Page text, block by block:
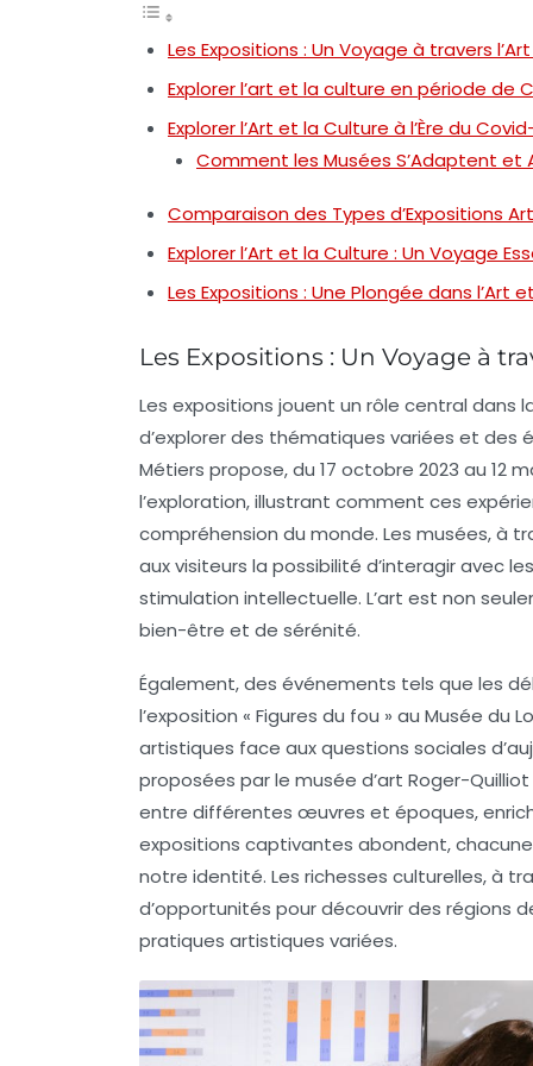
Les Expositions : Un Voyage à travers
Explorer l’art et la culture en période de
Explorer l’Art et la Culture à l’Ère du
Comment les Musées S’Adaptent et
Comparaison des Types d’Expositions
Explorer l’Art et la Culture : Un Voyage
Les Expositions : Une Plongée dans l’Art
Les Expositions : Un Voyage à
Les expositions jouent un rôle central dans
d’explorer des thématiques variées et des
Métiers propose, du 17 octobre 2023 au 12
l’exploration, illustrant comment ces
compréhension du monde. Les musées, à
aux visiteurs la possibilité d’interagir avec
stimulation intellectuelle. L’art est non
bien-être et de sérénité.
Également, des événements tels que les
l’exposition « Figures du fou » au Musée du
artistiques face aux questions sociales
proposées par le musée d’art Roger-
entre différentes œuvres et époques,
expositions captivantes abondent,
notre identité. Les richesses culturelles, à
d’opportunités pour découvrir des régions
pratiques artistiques variées.